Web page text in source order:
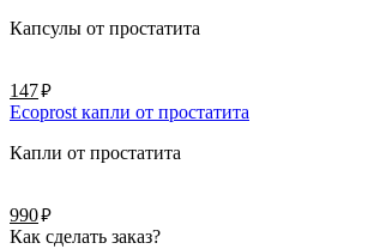
Капсулы от простатита
147руб.
Ecoprost капли от простатита
Капли от простатита
990руб.
Как сделать заказ?